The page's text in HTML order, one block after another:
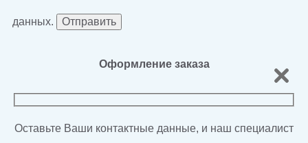
данных.
Оформление заказа
Оставьте Ваши контактные данные, и наш специалист